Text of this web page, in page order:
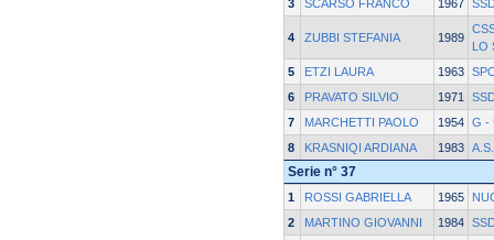
3
SCARSO FRANCO 1967
4 ZUBBI STEFANIA 1989
LO
5
ETZI LAURA 1963
6
PRAVATO SILVIO 1971
7
MARCHETTI PAOLO 1954 G -
8
KRASNIQI ARDIANA 1983
Serie n° 37
1 ROSSI GABRIELLA 1965
2
MARTINO GIOVANNI 1984